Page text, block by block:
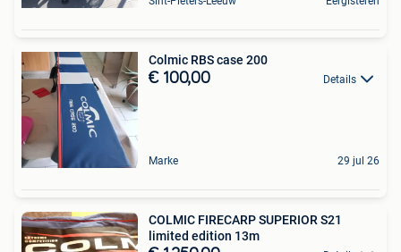
Colmic RBS case 200
€ 100,00 Details
Marke 29 jul 26
COLMIC FIRECARP SUPERIOR S21
limited edition 13m